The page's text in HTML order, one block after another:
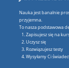
Nauka jest banalnie
przyjemna.
To nasza podstawowa
Zapisujesz się na
Uczysz się
Rozwiązujesz testy
Wysyłamy Ci